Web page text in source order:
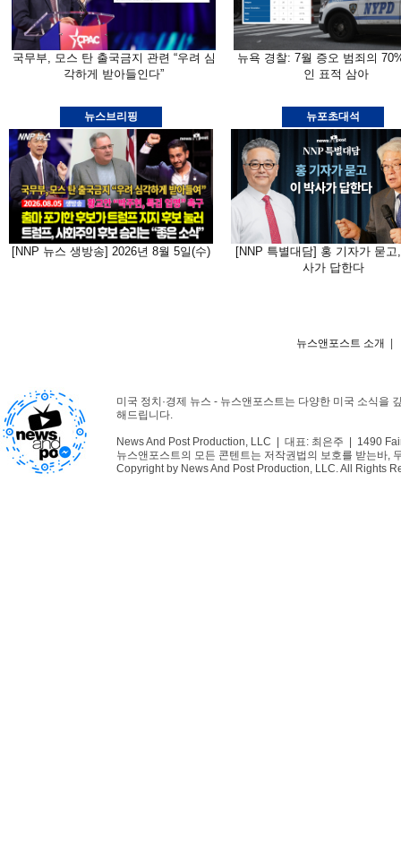
국무부, 모스 탄 출국금지 관련 “우려 심
각하게 받아들인다”
뉴욕 경찰: 7월 증오 범죄의
인 표적 삼아
뉴스브리핑
[NNP 뉴스 생방송] 2026년 8월 5일(수)
뉴포초대석
[NNP 특별대담] 홍 기자가 묻고
사가 답한다
뉴스앤포스트 소개
미국 정치·경제 뉴스 - 뉴스앤포스트는 다양한 미국 소식을
해드립니다.
News And Post Production, LLC | 대표: 최은주 | 1490
뉴스앤포스트의 모든 콘텐트는 저작권법의 보호를 받는바,
Copyright by News And Post Production, LLC. All Rights